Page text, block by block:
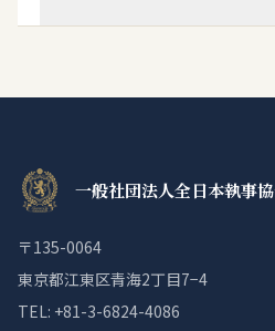
一般社団法人全日本執事
〒135-0064
東京都江東区青海2丁目7−4
TEL: +81-3-6824-4086